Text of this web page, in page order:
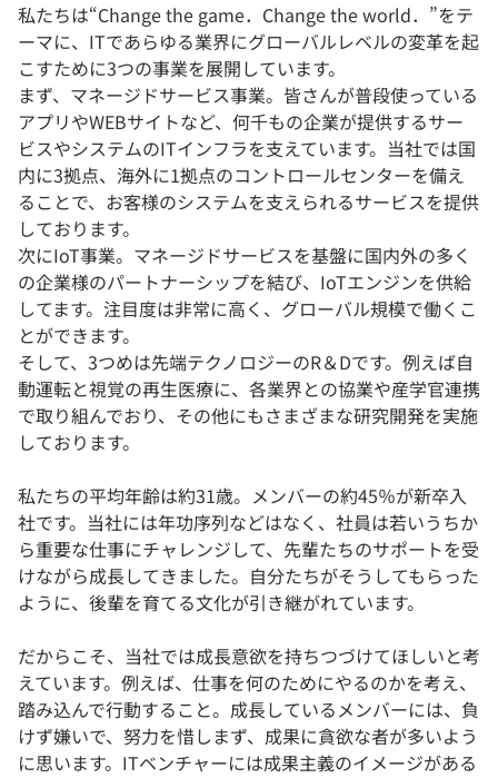
私たちは“Change the game．Change the world．”をテ
ーマに、ITであらゆる業界にグローバルレベルの変革を起
こすために3つの事業を展開しています。
まず、マネージドサービス事業。皆さんが普段使っている
アプリやWEBサイトなど、何千もの企業が提供するサー
ビスやシステムのITインフラを支えています。当社では国
内に3拠点、海外に1拠点のコントロールセンターを備え
ることで、お客様のシステムを支えられるサービスを提供
しております。
次にIoT事業。マネージドサービスを基盤に国内外の多く
の企業様のパートナーシップを結び、IoTエンジンを供給
してます。注目度は非常に高く、グローバル規模で働くこ
とができます。
そして、3つめは先端テクノロジーのR＆Dです。例えば自
動運転と視覚の再生医療に、各業界との協業や産学官連携
で取り組んでおり、その他にもさまざまな研究開発を実施
しております。
私たちの平均年齢は約31歳。メンバーの約45％が新卒入
社です。当社には年功序列などはなく、社員は若いうちか
ら重要な仕事にチャレンジして、先輩たちのサポートを受
けながら成長してきました。自分たちがそうしてもらった
ように、後輩を育てる文化が引き継がれています。
だからこそ、当社では成長意欲を持ちつづけてほしいと考
えています。例えば、仕事を何のためにやるのかを考え、
踏み込んで行動すること。成長しているメンバーには、負
けず嫌いで、努力を惜しまず、成果に貪欲な者が多いよう
に思います。ITベンチャーには成果主義のイメージがある